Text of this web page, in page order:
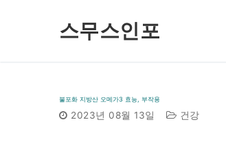
스무스인포
불포화 지방산 오메가3 효능, 부작용
2023년 08월 13일 건강